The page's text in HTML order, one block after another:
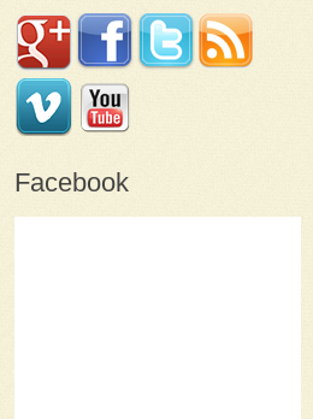
Facebook